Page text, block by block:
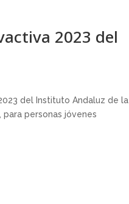
2023 del
del Instituto Andaluz de la
para personas jóvenes